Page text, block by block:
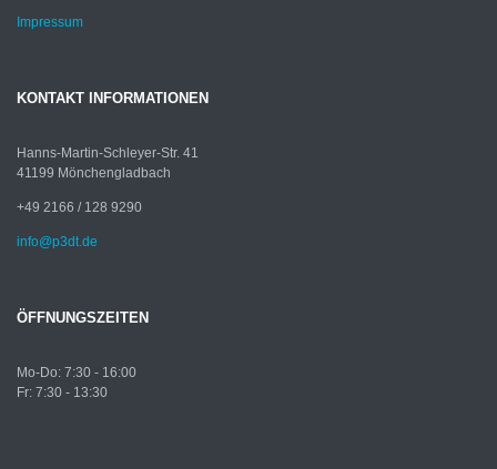
Impressum
KONTAKT INFORMATIONEN
Hanns-Martin-Schleyer-Str. 41
41199 Mönchengladbach
+49 2166 / 128 9290
info@p3dt.de
ÖFFNUNGSZEITEN
Mo-Do: 7:30 - 16:00
Fr: 7:30 - 13:30